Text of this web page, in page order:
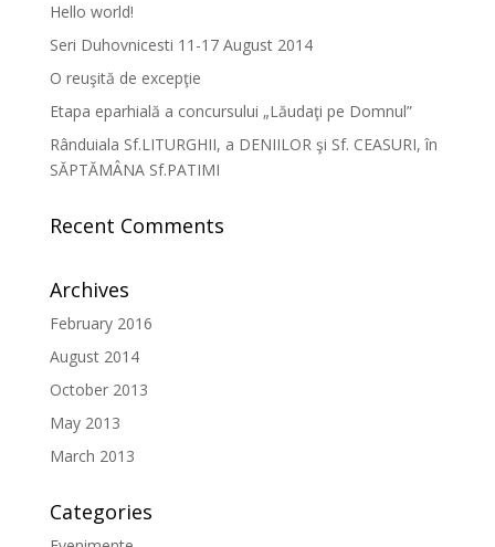
Hello world!
Seri Duhovnicesti 11-17 August 2014
O reuşită de excepţie
Etapa eparhială a concursului „Lăudaţi pe Domnul”
Rânduiala Sf.LITURGHII, a DENIILOR şi Sf. CEASURI, în
SĂPTĂMÂNA Sf.PATIMI
Recent Comments
Archives
February 2016
August 2014
October 2013
May 2013
March 2013
Categories